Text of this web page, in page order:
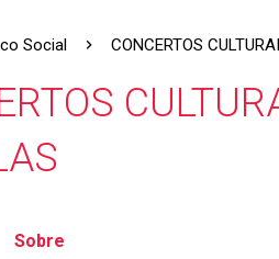
Social CONCERTOS
Sobre